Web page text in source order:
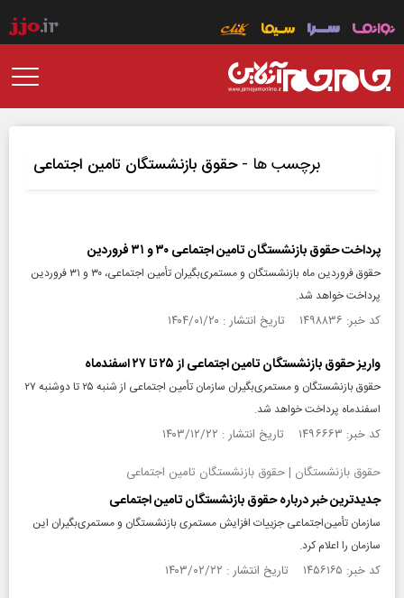
برچسب ها -حقوق بازنشستگان تامین اجتماعی
پرداخت حقوق بازنشستگان تامین اجتماعی ۳۰ و ۳۱ فروردین
حقوق فروردین ماه بازنشستگان و مستمری‌بگیران تأمین اجتماعی، ۳۰ و ۳۱ فروردین
پرداخت خواهد شد.
کد خبر: ۱۴۹۸۸۳۶ تاریخ انتشار : ۱۴۰۴/۰۱/۲۰
واریز حقوق بازنشستگان تامین‌ اجتماعی از ۲۵ تا ۲۷ اسفندماه
حقوق بازنشستگان و مستمری‌بگیران سازمان تأمین اجتماعی از شنبه ۲۵ تا دوشنبه ۲۷
اسفندماه پرداخت خواهد شد.
کد خبر: ۱۴۹۶۶۶۳ تاریخ انتشار : ۱۴۰۳/۱۲/۲۲
حقوق بازنشستگان | حقوق بازنشستگان تامین اجتماعی
جدیدترین خبر درباره حقوق بازنشستگان تامین اجتماعی
سازمان تأمین‌اجتماعی جزییات افزایش مستمری بازنشستگان و مستمری‌بگیران این
سازمان را اعلام کرد.
کد خبر: ۱۴۵۶۱۶۵ تاریخ انتشار : ۱۴۰۳/۰۲/۲۲